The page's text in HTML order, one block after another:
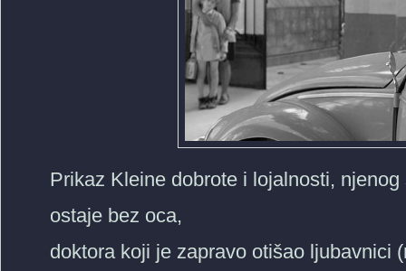
Prikaz Kleine dobrote i lojalnosti,
ostaje bez oca,
doktora koji je zapravo otišao ljubavnici